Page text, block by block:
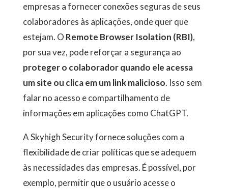
empresas a fornecer conexões seguras de seus
colaboradores às aplicações, onde quer que
estejam. O Remote Browser Isolation (RBI),
por sua vez, pode reforçar a segurança ao
proteger o colaborador quando ele acessa
um site ou clica em um link malicioso. Isso sem
falar no acesso e compartilhamento de
informações em aplicações como ChatGPT.
A Skyhigh Security fornece soluções com a
flexibilidade de criar políticas que se adequem
às necessidades das empresas. É possível, por
exemplo, permitir que o usuário acesse o